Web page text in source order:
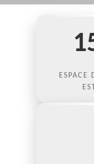
ESPACE